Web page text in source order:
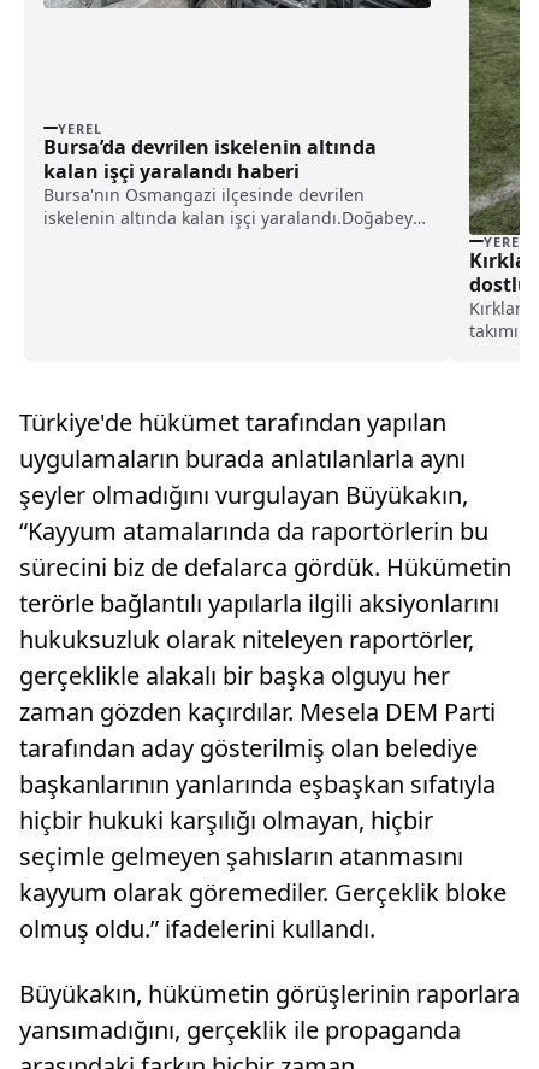
YEREL
Bursa’da devrilen iskelenin altında
kalan işçi yaralandı haberi
Bursa'nın Osmangazi ilçesinde devrilen
iskelenin altında kalan işçi yaralandı.Doğabey
YEREL
takımı
Türkiye'de hükümet tarafından yapılan
uygulamaların burada anlatılanlarla aynı
şeyler olmadığını vurgulayan Büyükakın,
“Kayyum atamalarında da raportörlerin bu
sürecini biz de defalarca gördük. Hükümetin
terörle bağlantılı yapılarla ilgili aksiyonlarını
hukuksuzluk olarak niteleyen raportörler,
gerçeklikle alakalı bir başka olguyu her
zaman gözden kaçırdılar. Mesela DEM Parti
tarafından aday gösterilmiş olan belediye
başkanlarının yanlarında eşbaşkan sıfatıyla
hiçbir hukuki karşılığı olmayan, hiçbir
seçimle gelmeyen şahısların atanmasını
kayyum olarak göremediler. Gerçeklik bloke
olmuş oldu.” ifadelerini kullandı.
Büyükakın, hükümetin görüşlerinin raporlara
yansımadığını, gerçeklik ile propaganda